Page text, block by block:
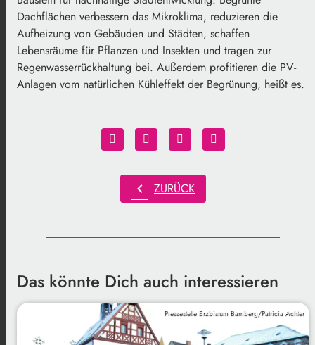
Dachflächen verbessern das Mikroklima, reduzieren die
Aufheizung von Gebäuden und Städten, schaffen
Lebensräume für Pflanzen und Insekten und tragen zur
Regenwasserrückhaltung bei. Außerdem profitieren die PV-
Anlagen vom natürlichen Kühleffekt der Begrünung, heißt es.
chevron_left ZURÜCK
Das könnte Dich auch interessieren
Pressestelle Erzbistum Bamberg/Patricia Achter